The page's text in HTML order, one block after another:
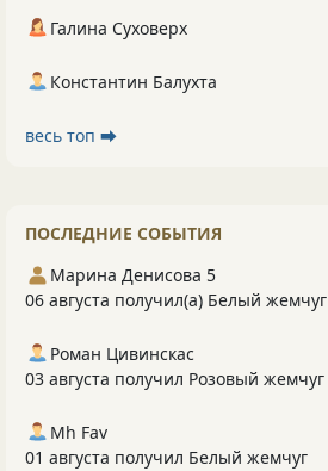
Галина Суховерх
Константин Балухта
весь топ ⮕
ПОСЛЕДНИЕ СОБЫТИЯ
Марина Денисова 5
06 августа получил(а) Белый жемчуг
Роман Цивинскас
03 августа получил Розовый жемчуг
Mh Fav
01 августа получил Белый жемчуг